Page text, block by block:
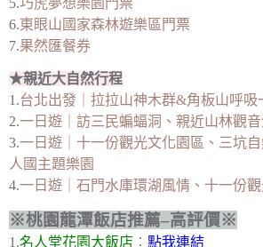
5.巧虎夢想樂園門票
6.東眼山國家森林遊樂區門票
7.果然匯餐券
★親近大自然行程
1.台北出發｜拉拉山神木群&角板山呼吸
2.一日遊｜訪三民蝙蝠洞、親近山林觀
3.一日遊｜十一份觀光文化園區、三坑
人國主題樂園
4.一日遊｜石門水庫環湖風情、十一份
※桃園龍潭飯店推薦–高評價※
1.名人堂花園大飯店 ︰ 點我連結